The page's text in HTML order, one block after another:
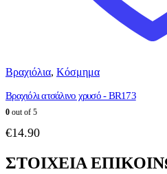
Βραχιόλια, Κόσμημα
Βραχιόλι ατσάλινο χρυσό - BR173
0 out of 5
€14.90
ΣΤΟΙΧΕΙΑ